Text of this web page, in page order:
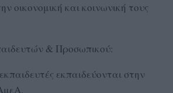
οικονομική και κοινωνική τους
& Προσωπικού:
εκπαιδεύονται στην